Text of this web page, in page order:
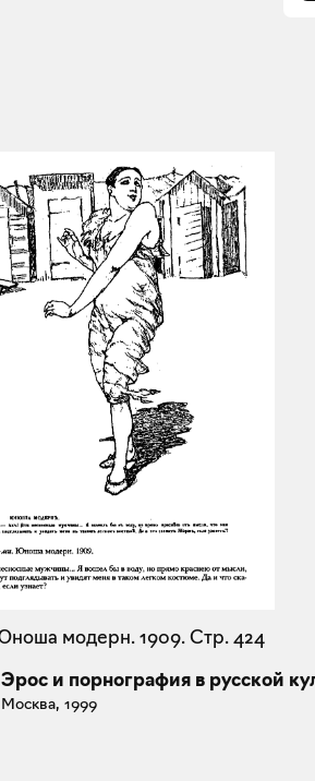
модерн. 1909. Стр. 424
Эрос и порнография в русской
Москва, 1999